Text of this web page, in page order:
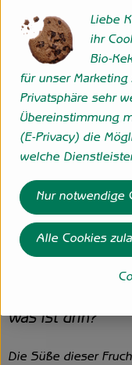
an Erdbeeren mit
ihrer braunen Schale
nachgibt.
Die tropischen
Wintermonaten -
erhältlich.
Cherimoyas isst
Zitronensaft, das
Fruchtfleisches,
genießbar. Die
Was ist drin?
Die Süße dieser
Liebe
ihr
Bio-
für unser
Privatsphäre sehr
Übereinstimmung
(E-Privacy) die
welche
Nur notwendige
Alle Cookies